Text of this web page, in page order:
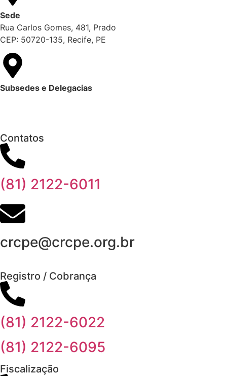
Sede
Rua Carlos Gomes, 481, Prado
CEP: 50720-135, Recife, PE
Subsedes e Delegacias
Contatos
(81) 2122-6011
crcpe@crcpe.org.br
Registro / Cobrança
(81) 2122-6022
(81) 2122-6095
Fiscalização